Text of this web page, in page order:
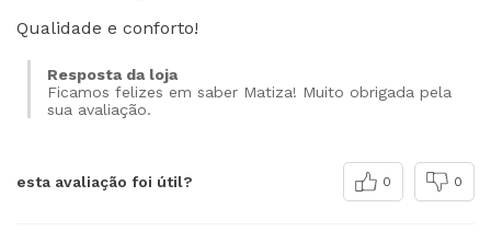
Qualidade e conforto!
Resposta da loja
Ficamos felizes em saber Matiza! Muito obrigada pela
sua avaliação.
esta avaliação foi útil? 0 0